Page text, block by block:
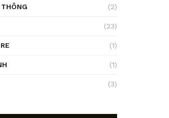
(2)
(23)
(1)
(1)
(3)